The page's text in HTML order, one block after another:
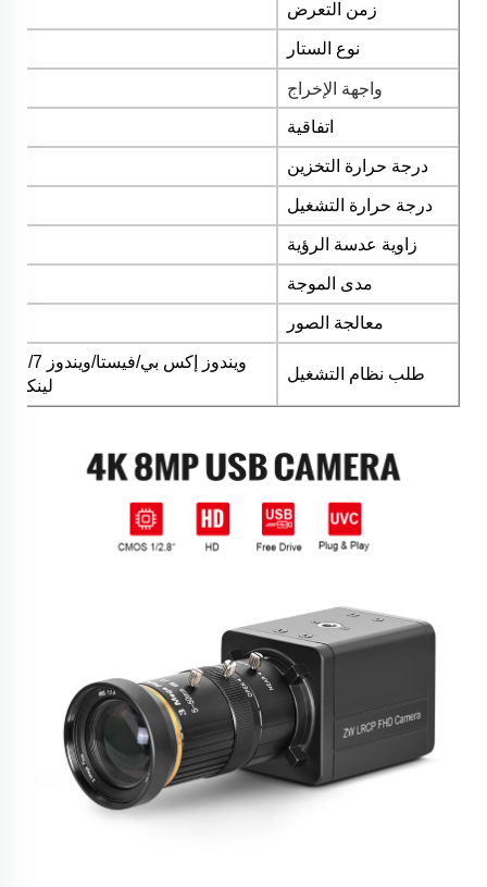
زمن التعرض
نوع الستار
واجهة الإخراج
اتفاقية
درجة حرارة التخزين
درجة حرارة التشغيل
زاوية عدسة الرؤية
مدى الموجة
معالجة الصور
طلب نظام التشغيل
ويندوز إكس بي/فيستا/ويندوز 7/ويندوز 8 / ويندوز 10/ ويندوز 11 إلخ.
لينكس/